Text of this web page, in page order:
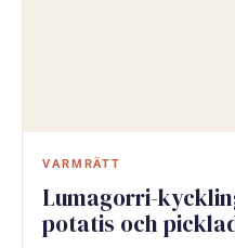
VARMRÄTT
Lumagorri-
potatis och